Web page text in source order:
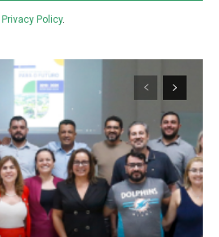
Privacy Policy.